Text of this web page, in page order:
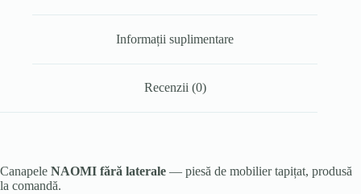
Informații suplimentare
Recenzii (0)
Canapele NAOMI fără laterale — piesă de mobilier tapițat, produsă
la comandă.